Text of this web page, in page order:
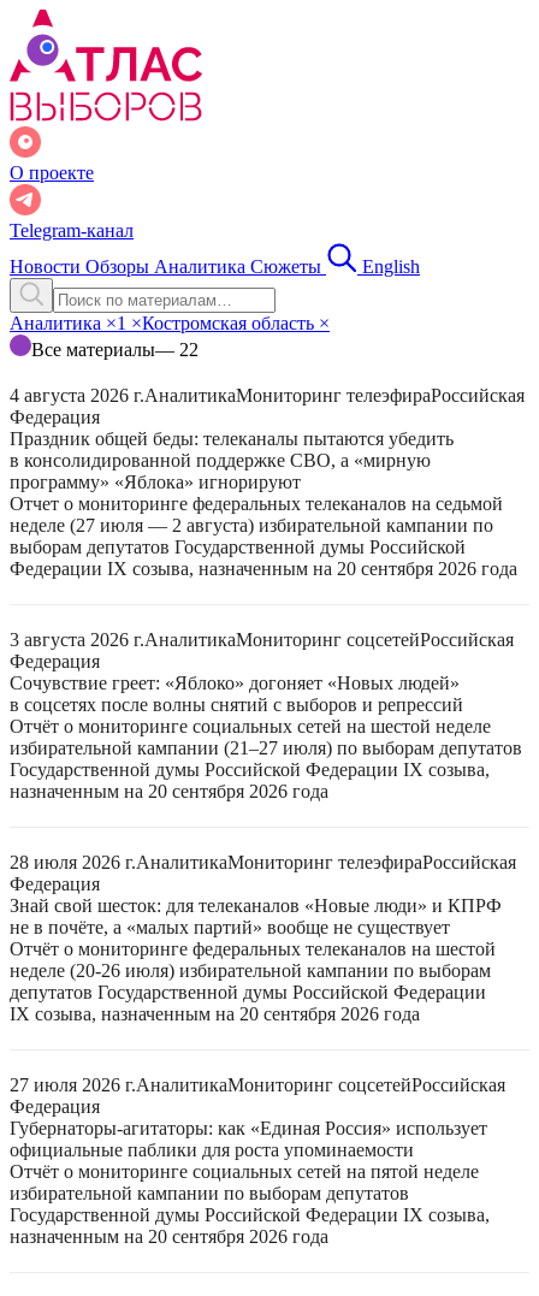
О проекте
Telegram-канал
Новости Обзоры Аналитика Сюжеты English
Аналитика ×1 ×Костромская область ×
Все материалы— 22
4 августа 2026 г.АналитикаМониторинг телеэфираРоссийская
Федерация
Праздник общей беды: телеканалы пытаются убедить
в консолидированной поддержке СВО, а «мирную
программу» «Яблока» игнорируют
Отчет о мониторинге федеральных телеканалов на седьмой
неделе (27 июля — 2 августа) избирательной кампании по
выборам депутатов Государственной думы Российской
Федерации IX созыва, назначенным на 20 сентября 2026 года
3 августа 2026 г.АналитикаМониторинг соцсетейРоссийская
Федерация
Сочувствие греет: «Яблоко» догоняет «Новых людей»
в соцсетях после волны снятий с выборов и репрессий
Отчёт о мониторинге социальных сетей на шестой неделе
избирательной кампании (21–27 июля) по выборам депутатов
Государственной думы Российской Федерации IX созыва,
назначенным на 20 сентября 2026 года
28 июля 2026 г.АналитикаМониторинг телеэфираРоссийская
Федерация
Знай свой шесток: для телеканалов «Новые люди» и КПРФ
не в почёте, а «малых партий» вообще не существует
Отчёт о мониторинге федеральных телеканалов на шестой
неделе (20-26 июля) избирательной кампании по выборам
депутатов Государственной думы Российской Федерации
IX созыва, назначенным на 20 сентября 2026 года
27 июля 2026 г.АналитикаМониторинг соцсетейРоссийская
Федерация
Губернаторы-агитаторы: как «Единая Россия» использует
официальные паблики для роста упоминаемости
Отчёт о мониторинге социальных сетей на пятой неделе
избирательной кампании по выборам депутатов
Государственной думы Российской Федерации IX созыва,
назначенным на 20 сентября 2026 года